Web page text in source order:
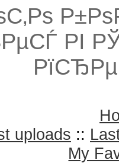
РІ
uploads ::
My